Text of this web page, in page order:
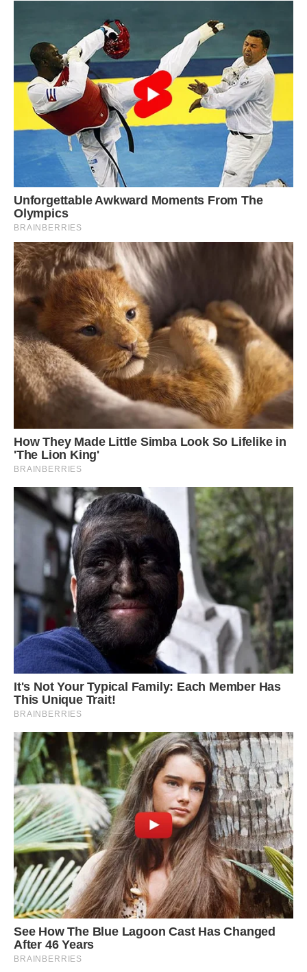
Я себе переконувала.
“А мені ж не важко.”
“А хто допоможе, як не мама?”
“А це ж мої онуки.”
Саме такими думками я заспокоювала власну втому.
Минали роки.
Я вже знала розклад дітей краще, ніж їхні батьки.
Хто коли закінчує заняття.
Хто що любить їсти.
Коли потрібно допомогти з домашнім завданням.
Я навіть мала вдома окремі зубні щітки для онуків,
змінний одяг, книжки, фарби, конструктори.
Іноді вони проводили у мене по чотири-п’ять днів на
тиждень.